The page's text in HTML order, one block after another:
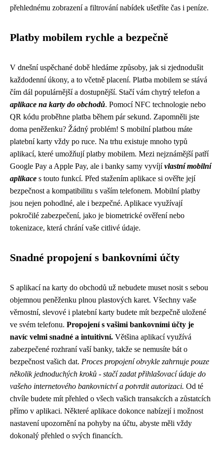
přehlednému zobrazení a filtrování nabídek ušetříte čas i peníze.
Platby mobilem rychle a bezpečně
V dnešní uspěchané době hledáme způsoby, jak si zjednodušit
každodenní úkony, a to včetně placení. Platba mobilem se stává
čím dál populárnější a dostupnější. Stačí vám chytrý telefon a
aplikace na karty do obchodů. Pomocí NFC technologie nebo
QR kódu proběhne platba během pár sekund. Zapomněli jste
doma peněženku? Žádný problém! S mobilní platbou máte
platební karty vždy po ruce. Na trhu existuje mnoho typů
aplikací, které umožňují platby mobilem. Mezi nejznámější patří
Google Pay a Apple Pay, ale i banky samy vyvíjívlastní mobilní
aplikace s touto funkcí. Před stažením aplikace si ověřte její
bezpečnost a kompatibilitu s vaším telefonem. Mobilní platby
jsou nejen pohodlné, ale i bezpečné. Aplikace využívají
pokročilé zabezpečení, jako je biometrické ověření nebo
tokenizace, která chrání vaše citlivé údaje.
Snadné propojení s bankovními účty
S aplikací na karty do obchodů už nebudete muset nosit s sebou
objemnou peněženku plnou plastových karet. Všechny vaše
věrnostní, slevové i platební karty budete mít bezpečně uložené
ve svém telefonu. Propojení s vašimi bankovními účty je
navíc velmi snadné a intuitivní. Většina aplikací využívá
zabezpečené rozhraní vaší banky, takže se nemusíte bát o
bezpečnost vašich dat. Proces propojení obvykle zahrnuje pouze
několik jednoduchých kroků - stačí zadat přihlašovací údaje do
vašeho internetového bankovnictví a potvrdit autorizaci. Od té
chvíle budete mít přehled o všech vašich transakcích a zůstatcích
přímo v aplikaci. Některé aplikace dokonce nabízejí i možnost
nastavení upozornění na pohyby na účtu, abyste měli vždy
dokonalý přehled o svých financích.